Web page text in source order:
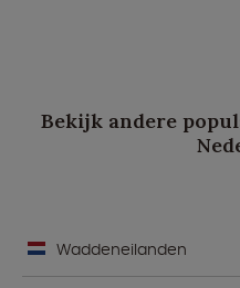
Bekijk andere
Waddeneilanden